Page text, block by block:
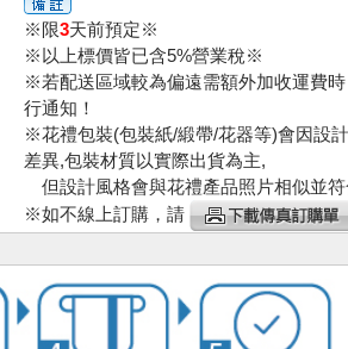
※限3天前預定※
※以上標價皆已含5%營業稅※
※若配送區域較為偏遠需額外加收運費
行通知！
※花禮包裝(包裝紙/緞帶/花器等)會因設
差異,包裝材質以實際出貨為主,
但設計風格會與花禮產品照片相似並
※如不線上訂購，請